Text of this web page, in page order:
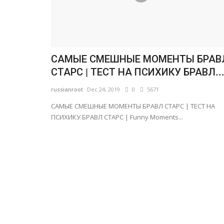
САМЫЕ СМЕШНЫЕ МОМЕНТЫ
СТАРС | ТЕСТ НА ПСИХИКУ БРАВЛ...
russianroot Dec 24, 2019 0 5671
САМЫЕ СМЕШНЫЕ МОМЕНТЫ БРАВЛ СТАРС | ТЕСТ НА
ПСИХИКУ БРАВЛ СТАРС | Funny Moments...